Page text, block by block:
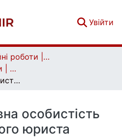
Увійти
Кваліфікаційні роботи | Qualifying works
Магістерські роботи | Master's theses
Комунікативна особистість сучасного юриста
особистість
юриста